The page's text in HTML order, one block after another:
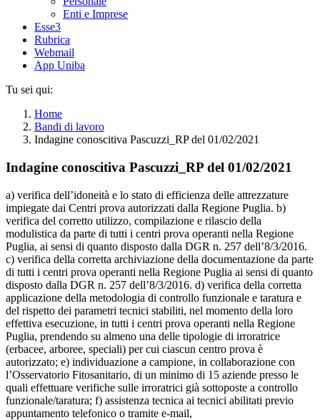
Enti e Imprese
Esse3
Rubrica
Webmail
App Uniba
Tu sei qui:
Home
Bandi di lavoro
Indagine conoscitiva Pascuzzi_RP del 01/02/2021
Indagine conoscitiva Pascuzzi_RP del 01/02/2021
a) verifica dell’idoneità e lo stato di efficienza delle attrezzature
impiegate dai Centri prova autorizzati dalla Regione Puglia. b)
verifica del corretto utilizzo, compilazione e rilascio della
modulistica da parte di tutti i centri prova operanti nella Regione
Puglia, ai sensi di quanto disposto dalla DGR n. 257 dell’8/3/2016.
c) verifica della corretta archiviazione della documentazione da parte
di tutti i centri prova operanti nella Regione Puglia ai sensi di quanto
disposto dalla DGR n. 257 dell’8/3/2016. d) verifica della corretta
applicazione della metodologia di controllo funzionale e taratura e
del rispetto dei parametri tecnici stabiliti, nel momento della loro
effettiva esecuzione, in tutti i centri prova operanti nella Regione
Puglia, prendendo su almeno una delle tipologie di irroratrice
(erbacee, arboree, speciali) per cui ciascun centro prova è
autorizzato; e) individuazione a campione, in collaborazione con
l’Osservatorio Fitosanitario, di un minimo di 15 aziende presso le
quali effettuare verifiche sulle irroratrici già sottoposte a controllo
funzionale/taratura; f) assistenza tecnica ai tecnici abilitati previo
appuntamento telefonico o tramite e-mail,